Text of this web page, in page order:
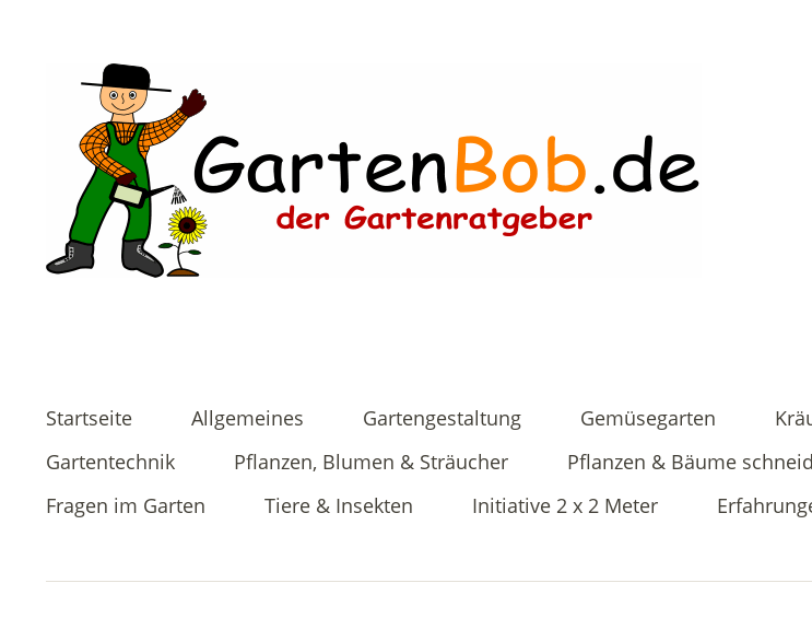
Startseite Allgemeines Gartengestaltung Gemüsegarten
Gartentechnik
Pflanzen, Blumen & Sträucher Pflanzen & Bäume
Fragen im Garten
Tiere & Insekten Initiative 2 x 2 Meter